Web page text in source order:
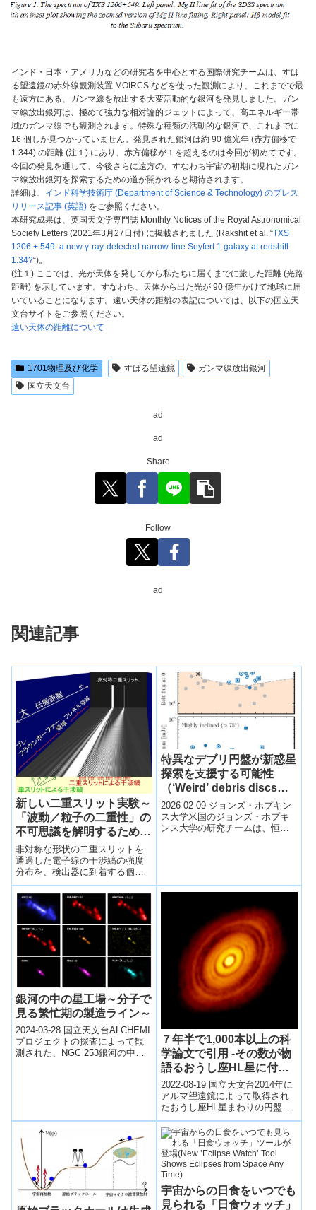
インド・日本・アメリカなどの研究者を中心とする国際研究チームは、すば
る望遠鏡の赤外線観測装置 MOIRCS などを使った観測により、これまでで最
も遠方にある、ガンマ線を放出する大変活動的な銀河を発見しました。ガン
マ線放出銀河は、極めて強力な相対論的ジェットによって、高エネルギー帯
域のガンマ線でも観測されます。特殊な種類の活動的な銀河で、これまでに
16 個しか見つかっていません。発見された銀河は約 90 億光年 (赤方偏移で
1.344) の距離 (注１) にあり、赤方偏移が１を超えるのは今回が初めてです。
今回の発見を通して、今後さらに遠方の、すなわち宇宙の初期に現れたガン
マ線放出銀河を探索するための道が開かれると期待されます。
詳細は、 インド科学技術庁 (Department of Science & Technology) のプレス
リリース記事 (英語) をご参照ください。
本研究成果は、英国天文学専門誌 Monthly Notices of the Royal Astronomical
Society Letters (2021年3月27日付) に掲載されました (Rakshit et al. “TXS
1206 + 549: a new γ-ray-detected narrow-line Seyfert 1 galaxy at redshift
1.34?“)。
(注１) ここでは、光が天体を発してから私たちに届くまでに旅した距離 (光路
距離) を示しています。すなわち、天体から出た光が 90 億年かけて地球に届
いていることになります。遠い天体の距離の表記については、以下の国立天
文台サイトをご参照ください。
遠い天体の距離について
1701物理及び化学 すばる望遠鏡
ガンマ線放出銀河
国立天文台
ad
ad
Share
Follow
ad
関連記事
新しい二重スリット実験～
「波動／粒子の二重性」の
不可思議を解明するために
～
非対称な形状の二重スリットを
通過した電子線の干渉縞の強度
分布を、検出器に到着する個々
の電子の個数分布として検出し
ました。強度分布を、左側と右
側のスリット、両方のスリット
を同時に通過して干渉縞を形成
した電子の三つに分類し描画で
きました。
特異なデブリ円盤が新惑星
探索を支援する可能性
（‘Weird’ debris discs
could aid search for new
planets
2026-02-09 ジョンズ・ホプキン
ス大学米国のジョンズ・ホプキ
ンス大学の研究チームは、恒星
銀河の中の星工場～分子で
見る繁忙期の製造ライン～
2024-03-28 国立天文台ALCHEMI
プロジェクトの探査によって観
測された、NGC 253銀河の中心
７年半で1,000本以上の科
学論文で引用 -その数が物
語るおうし座HL星に付随
する原始惑星系円盤の画期
的な成果
2022-08-19 国立天文台2014年に
アルマ望遠鏡によって取得され
たおうし座HL星まわりの円盤に
関する画期的な科学成果は、過
去7年半の間に1,000本以上...
宇宙からの日食をいつでも
見られる「日食ウォッチ」